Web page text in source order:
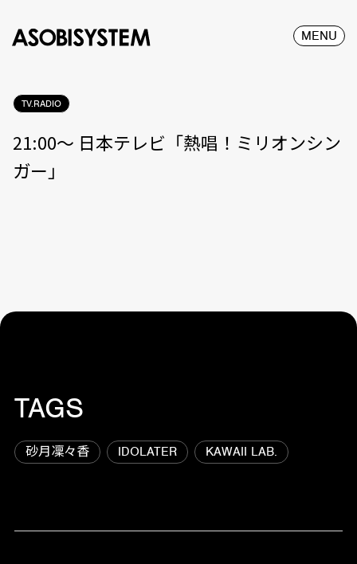
MENU
TV.RADIO
21:00〜 日本テレビ「熱唱！ミリオンシン
ガー」
TAGS
砂月凜々香 IDOLATER KAWAII LAB.